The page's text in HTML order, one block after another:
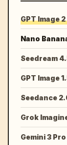
GPT Image 2
Nano
Seedream
GPT Image
Seedance
Grok
Gemini 3 Pro